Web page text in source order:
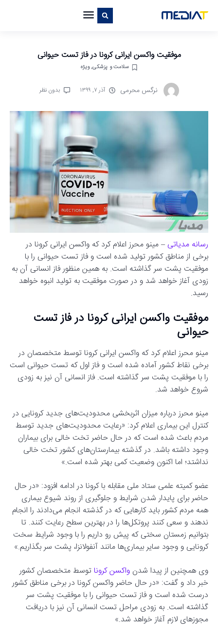
موفقیت واکسن ایرانی کرونا در فاز تست حیوانی
سلامت و پزشکی,ویژه
نرگس محرمی آذر ۷, ۱۳۹۹ بدون نظر
رسانه مدیاتی – مینو محرز اعلام کرد که واکسن ایرانی کرونا در
برخی از مناطق کشور تولید شده است و فاز تست حیوانی را با
موفقیت پشت سر گذاشته است. به همین منظور فاز انسانی آن به
زودی آغاز خواهد شد و در صورت موفقیت به تولید انبوه خواهد
رسید.
موفقیت واکسن ایرانی کرونا در فاز تست
حیوانی
مینو محرز اعلام کرد که واکسن ایرانی کرونا توسط متخصصان در
برخی نقاط کشور آماده شده است و فاز اول که تست حیوانی است
را با موفقیت پشت سر گذاشته است. فاز انسانی آن نیز به زودی
شروع خواهد شد.
مینو محرز درباره میزان اثربخشی محدودیت‌های جدید کرونایی در
کنترل این بیماری اعلام کرد: «رعایت محدودیت‌های جدید توسط
مردم باعث شده است که در حال حاضر تخت خالی برای بیماران
وجود داشته باشد. در گذشته بیمارستان‌های کشور تخت خالی
نداشتد؛ اما اکنون وضعیت کمی بهتر شده است.»
عضو کمیته علمی ستاد ملی مقابله با کرونا در ادامه افزود: «در حال
حاضر برای پایدار شدن شرایط و جلوگیری از روند شیوع بیماری
همه مردم کشور باید کارهایی که در گذشته انجام می‌دادند را انجام
ندهند و سعی کنند پروتکل‌ها را در بهترین سطح رعایت کنند. تا
بتوانیم زمستان سختی که پیش رو داریم را با وجود شرایط سخت
کرونایی و وجود سایر بیماری‌ها مانند آنفولانزا، پشت سر بگذاریم.»
وی همچنین از پیدا شدن واکسن کروناتوسط متخصصان کشور
خبر داد و گفت: «در حال حاضر واکسن کرونا در برخی مناطق کشور
درست شده است و فاز تست حیوانی را با موفقیت پشت سر
گذاشته است. به زودی مراحل تست انسانی آن نیز با دریافت
مجوزهای لازم آغاز خواهد شد.»